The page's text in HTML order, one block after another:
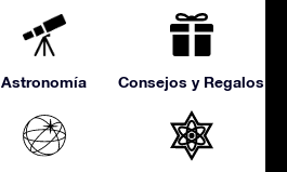
Astronomía Consejos y Regalos